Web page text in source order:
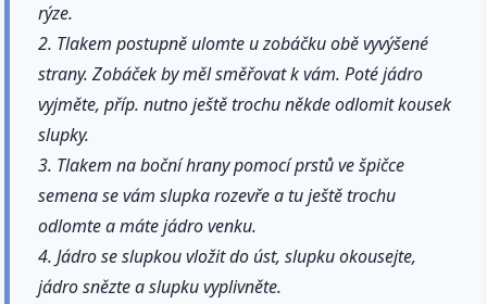
rýze.
2. Tlakem postupně ulomte u zobáčku obě vyvýšené
strany. Zobáček by měl směřovat k vám. Poté jádro
vyjměte, příp. nutno ještě trochu někde odlomit kousek
slupky.
3. Tlakem na boční hrany pomocí prstů ve špičce
semena se vám slupka rozevře a tu ještě trochu
odlomte a máte jádro venku.
4. Jádro se slupkou vložit do úst, slupku okousejte,
jádro snězte a slupku vyplivněte.